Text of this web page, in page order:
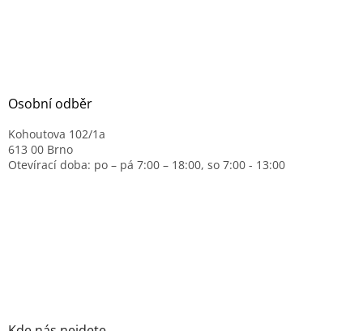
Osobní odběr
Kohoutova 102/1a
613 00 Brno
Otevírací doba: po – pá 7:00 – 18:00, so 7:00 - 13:00